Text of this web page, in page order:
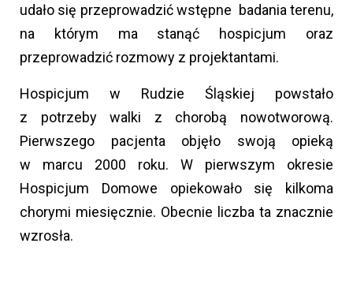
udało się przeprowadzić wstępne badania terenu,
na którym ma stanąć hospicjum oraz
przeprowadzić rozmowy z projektantami.
Hospicjum w Rudzie Śląskiej powstało
z potrzeby walki z chorobą nowotworową.
Pierwszego pacjenta objęło swoją opieką
w marcu 2000 roku. W pierwszym okresie
Hospicjum Domowe opiekowało się kilkoma
chorymi miesięcznie. Obecnie liczba ta znacznie
wzrosła.